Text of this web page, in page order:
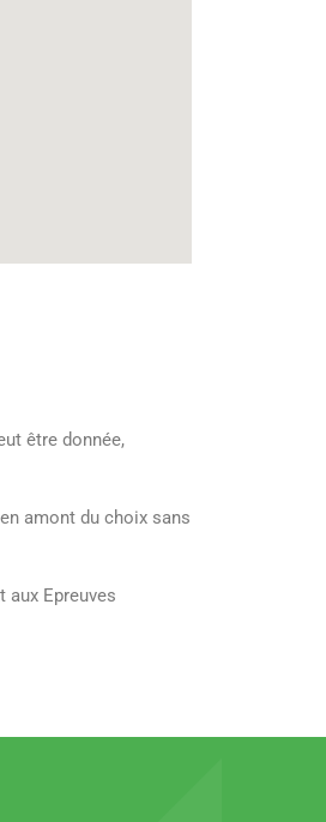
être donnée,
amont du choix sans
aux Epreuves